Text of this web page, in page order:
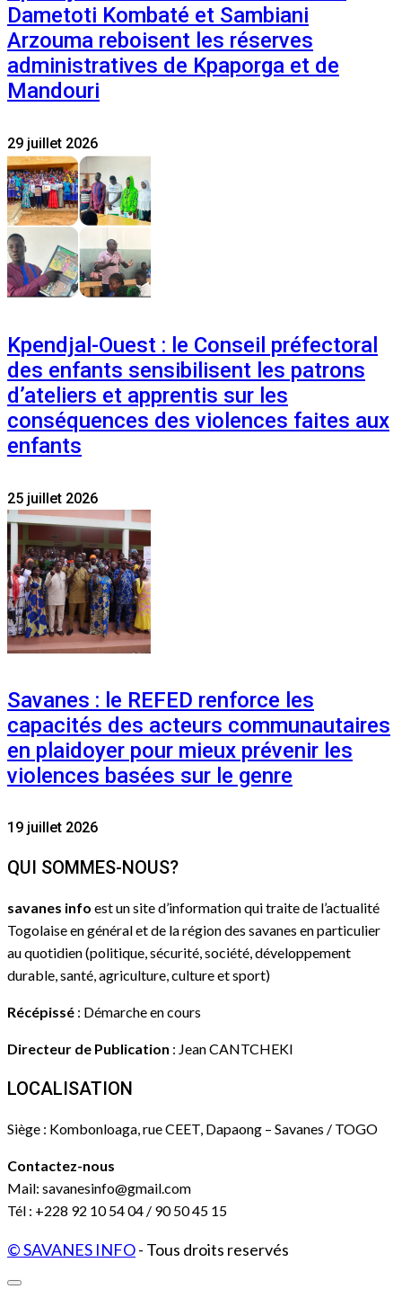
Dametoti Kombaté et Sambiani
Arzouma reboisent les réserves
administratives de Kpaporga et de
Mandouri
29 juillet 2026
Kpendjal-Ouest : le Conseil préfectoral
des enfants sensibilisent les patrons
d’ateliers et apprentis sur les
conséquences des violences faites aux
enfants
25 juillet 2026
Savanes : le REFED renforce les
capacités des acteurs communautaires
en plaidoyer pour mieux prévenir les
violences basées sur le genre
19 juillet 2026
QUI SOMMES-NOUS?
savanes info est un site d’information qui traite de l’actualité
Togolaise en général et de la région des savanes en particulier
au quotidien (politique, sécurité, société, développement
durable, santé, agriculture, culture et sport)
Récépissé : Démarche en cours
Directeur de Publication : Jean CANTCHEKI
LOCALISATION
Siège : Kombonloaga, rue CEET, Dapaong – Savanes / TOGO
Contactez-nous
Mail: savanesinfo@gmail.com
Tél : +228 92 10 54 04 / 90 50 45 15
© SAVANES INFO- Tous droits reservés